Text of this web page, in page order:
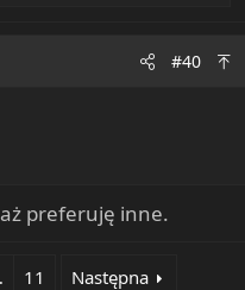
#40
preferuję inne.
11 Następna